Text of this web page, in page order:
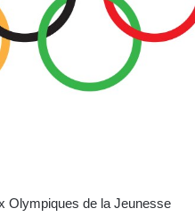
Olympiques de la Jeunesse